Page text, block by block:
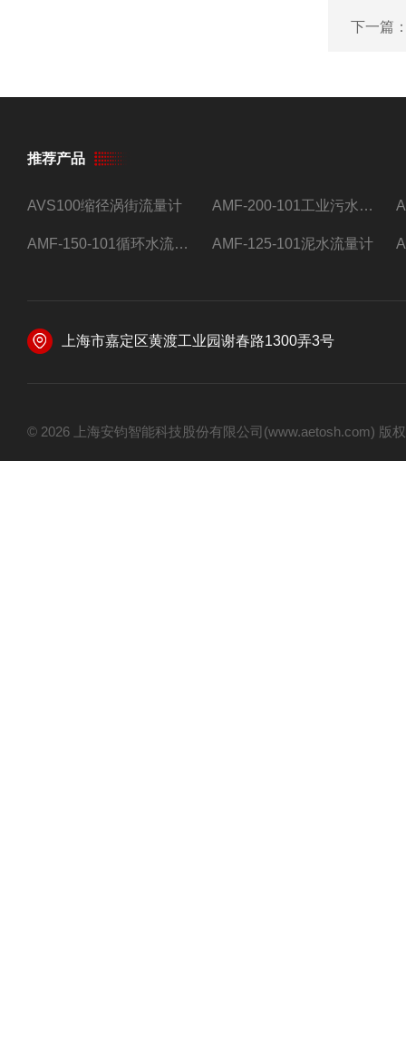
下一篇
推荐产品
AVS100缩径涡街流量计 AMF-200-101工业污水流量计
AMF-150-101循环水流量计,电磁流量计 AMF-125-101泥水流量计
上海市嘉定区黄渡工业园谢春路1300弄3号
© 2026 上海安钧智能科技股份有限公司(www.aetosh.com)